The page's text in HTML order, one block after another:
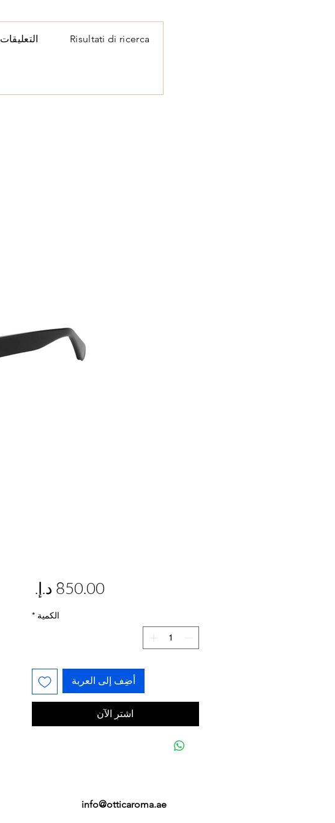
التعليقات Risultati di ricerca
‏850.00 د.إ.‏
الكمية *
أضِف إلى العربة
اشترِ الآن
info@otticaroma.ae